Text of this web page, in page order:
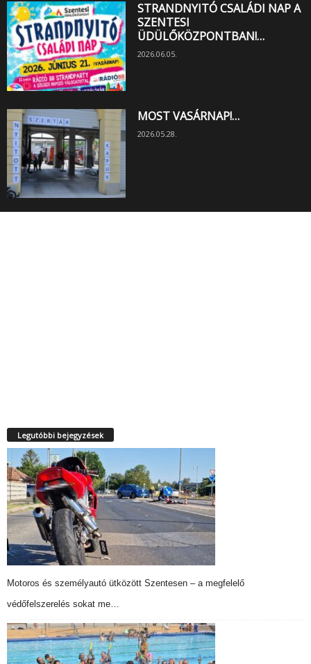
STRANDNYITÓ CSALÁDI NAP A
SZENTESI
ÜDÜLŐKÖZPONTBAN!…
2026.06.05.
MOST VASÁRNAP!…
2026.05.28.
Legutóbbi bejegyzések
Motoros és személyautó ütközött Szentesen – a megfelelő
védőfelszerelés sokat me…